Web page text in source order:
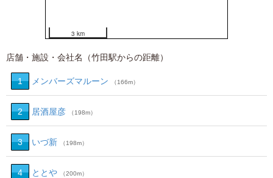
3 km
店舗・施設・会社名（竹田駅からの距離）
1 メンバーズマルーン （166m）
2 居酒屋彦 （198m）
3 いづ新 （198m）
4 ととや （200m）